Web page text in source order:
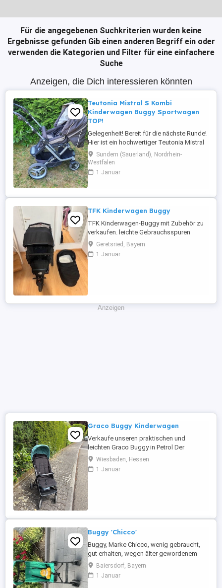
Für die angegebenen Suchkriterien wurden keine
Ergebnisse gefunden Gib einen anderen Begriff ein oder
verwenden die Kategorien und Filter für eine einfachere
Suche
Anzeigen, die Dich interessieren könnten
Teutonia Mistral S Kombi
Kinderwagen Buggy Sportwagen
TOP!
Gelegenheit! Bereit für die nächste Runde!
Hier ist ein hochwertiger Teutonia Mistral
S Kombikinderwagen von privat
abzugeben! Der Kindwagen verfügt über
ein verstellbares Sonnenverdeck und
Regenschutz, ein Sonnenschirm von
Sundern (Sauerland), Nordrhein-
Westfalen
1 Januar
TFK Kinderwagen Buggy
TFK Kinderwagen-Buggy mit Zubehör zu
verkaufen. leichte Gebrauchsspuren
vorhanden.
Geretsried, Bayern
1 Januar
Anzeigen
Graco Buggy Kinderwagen
Verkaufe unseren praktischen und
leichten Graco Buggy in Petrol Der
Kinderwagen lässt sich super einfach
zusammenklappen und ist dadurch
perfekt für Reisen, Spaziergänge oder
Wiesbaden, Hessen
1 Januar
Buggy 'Chicco'
Buggy, Marke Chicco, wenig gebraucht,
gut erhalten, wegen älter gewordenem
Kind zu verkaufen.
Baiersdorf, Bayern
1 Januar